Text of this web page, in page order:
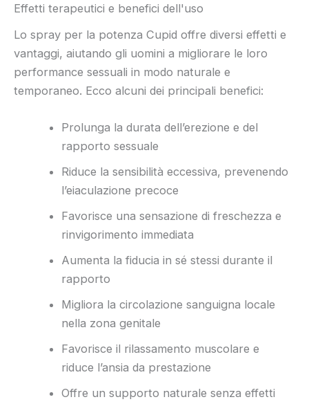
Effetti terapeutici e benefici dell'uso
Lo spray per la potenza Cupid offre diversi effetti e
vantaggi, aiutando gli uomini a migliorare le loro
performance sessuali in modo naturale e
temporaneo. Ecco alcuni dei principali benefici:
Prolunga la durata dell’erezione e del
rapporto sessuale
Riduce la sensibilità eccessiva, prevenendo
l’eiaculazione precoce
Favorisce una sensazione di freschezza e
rinvigorimento immediata
Aumenta la fiducia in sé stessi durante il
rapporto
Migliora la circolazione sanguigna locale
nella zona genitale
Favorisce il rilassamento muscolare e
riduce l’ansia da prestazione
Offre un supporto naturale senza effetti